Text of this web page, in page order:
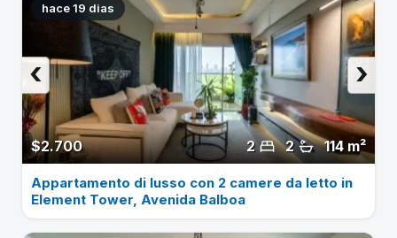
hace 19 dias
$2.700 114 m²
2
2
›
‹
Appartamento di lusso con 2 camere da letto in
Element Tower, Avenida Balboa